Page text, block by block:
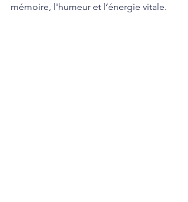
mémoire, l'humeur et l’énergie vitale.